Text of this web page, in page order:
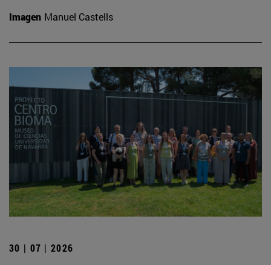
Imagen Manuel Castells
30 | 07 | 2026